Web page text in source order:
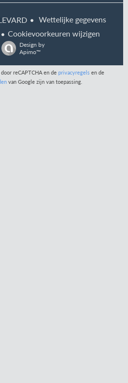
Wettelijke gegevens
Cookievoorkeuren wijzigen
Design by
Apimo™
reCAPTCHA en de privacyregels en de
van Google zijn van toepassing.